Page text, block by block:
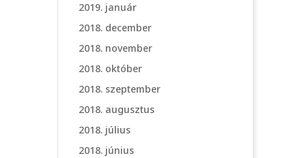
2019. január
2018. december
2018. november
2018. október
2018. szeptember
2018. augusztus
2018. július
2018. június